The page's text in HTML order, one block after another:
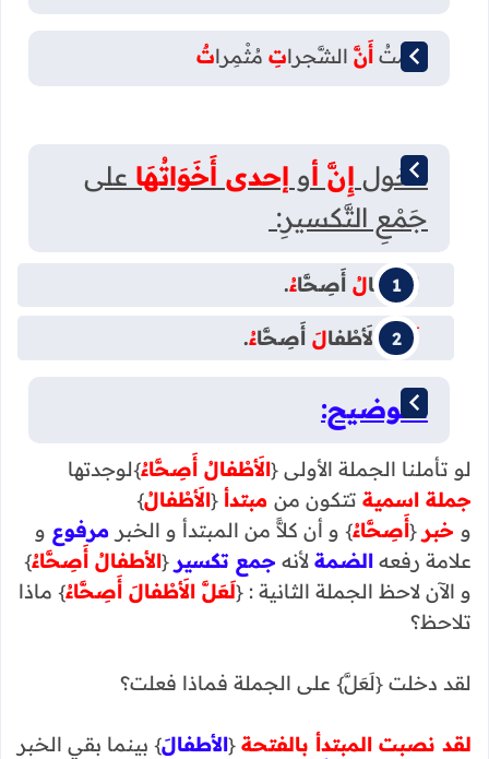
عَلِمْتُ أَنَّ الشَّجراتِ مُثْمِراتٌ
دخول إِنَّ أو إحدى أَخَوَاتُهَا على
جَمْعِ التَّكسيرِ:
الأَطْفالُ أَصِحَّاءُ.
لَعَلَّ الأَطْفالَ أَصِحَّاءُ.
التوضيح:
لو تأملنا الجملة الأولى {الأَطْفالُ أَصِحَّاءُ}لوجدتها
جملة اسمية تتكون من مبتدأ {الأَطْفالُ}
و خبر {أَصِحَّاءُ} و أن كلاًّ من المبتدأ و الخبر مرفوع و
علامة رفعه الضمة لأنه جمع تكسير {الأطفالُ أَصِحَّاءُ}
و الآن لاحظ الجملة الثانية : {لَعَلَّ الأَطْفالَ أَصِحَّاءُ} ماذا
تلاحظ؟
لقد دخلت {لَعَلَّ} على الجملة فماذا فعلت؟
لقد نصبت المبتدأ بالفتحة {الأطفالَ} بينما بقي الخبر